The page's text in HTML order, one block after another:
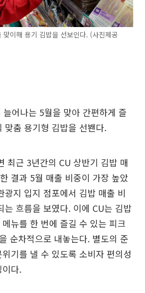
이해 용기 김밥을 선보인다. (사진제공
늘어나는 5월을 맞아 간편하게 즐
맞춤 용기형 김밥을 선봰다.
최근 3년간의 CU 상반기 김밥 매
결과 5월 매출 비중이 가장 높았
광지 입지 점포에서 김밥 매출 비
는 흐름을 보였다. 이에 CU는 김밥
뉴를 한 번에 즐길 수 있는 피크
순차적으로 내놓는다. 별도의 준
기를 낼 수 있도록 소비자 편의성
다.